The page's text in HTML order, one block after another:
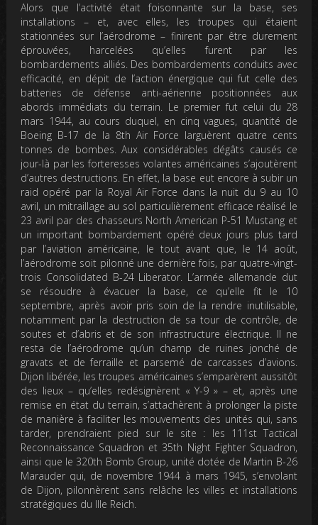
Alors que l’activité était foisonnante sur la base, ses
installations – et, avec elles, les troupes qui étaient
stationnées sur l’aérodrome – finirent par être durement
éprouvées, harcelées qu’elles furent par les
bombardements alliés. Des bombardements conduits avec
efficacité, en dépit de l’action énergique qui fut celle des
batteries de défense anti-aérienne positionnées aux
abords immédiats du terrain. Le premier fut celui du 28
mars 1944, au cours duquel, en cinq vagues, quantité de
Boeing B-17 de la 8th Air Force larguèrent quatre cents
tonnes de bombes. Aux considérables dégâts causés ce
jour-là par les forteresses volantes américaines s’ajoutèrent
d’autres destructions. En effet, la base eut encore à subir un
raid opéré par la Royal Air Force dans la nuit du 9 au 10
avril, un mitraillage au sol particulièrement efficace réalisé le
23 avril par des chasseurs North American P-51 Mustang et
un important bombardement opéré deux jours plus tard
par l’aviation américaine, le tout avant que, le 14 août,
l’aérodrome soit pilonné une dernière fois, par quatre-vingt-
trois Consolidated B-24 Liberator. L’armée allemande dut
se résoudre à évacuer la base, ce qu’elle fit le 10
septembre, après avoir pris soin de la rendre inutilisable,
notamment par la destruction de sa tour de contrôle, de
soutes et d’abris et de son infrastructure électrique. Il ne
resta de l’aérodrome qu’un champ de ruines jonché de
gravats et de ferraille et parsemé de carcasses d’avions.
Dijon libérée, les troupes américaines s’emparèrent aussitôt
des lieux – qu’elles redésignèrent « Y-9 » – et, après une
remise en état du terrain, s’attachèrent à prolonger la piste
de manière à faciliter les mouvements des unités qui, sans
tarder, prendraient pied sur le site : les 111st Tactical
Reconnaissance Squadron et 35th Night Fighter Squadron,
ainsi que le 320th Bomb Group, unité dotée de Martin B-26
Marauder qui, de novembre 1944 à mars 1945, s’envolant
de Dijon, pilonnèrent sans relâche les villes et installations
stratégiques du IIIe Reich.